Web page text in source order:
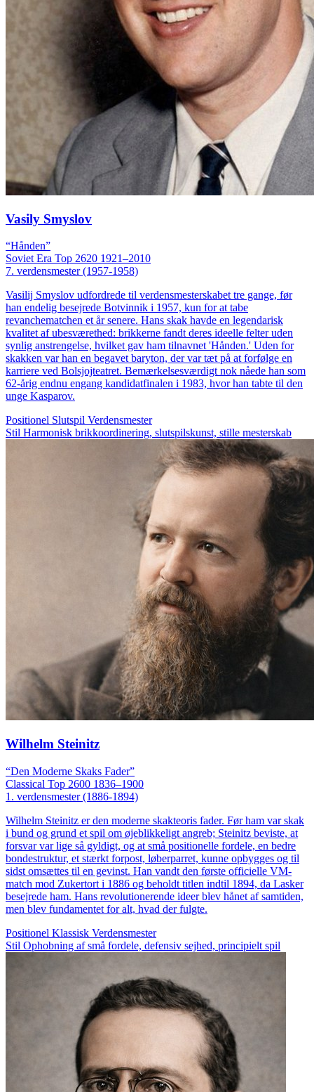
Vasily Smyslov
“Hånden”
Soviet Era Top 2620 1921–2010
7. verdensmester (1957-1958)
Vasilij Smyslov udfordrede til verdensmesterskabet tre gange, før
han endelig besejrede Botvinnik i 1957, kun for at tabe
revanchematchen et år senere. Hans skak havde en legendarisk
kvalitet af ubesværethed: brikkerne fandt deres ideelle felter uden
synlig anstrengelse, hvilket gav ham tilnavnet 'Hånden.' Uden for
skakken var han en begavet baryton, der var tæt på at forfølge en
karriere ved Bolsjojteatret. Bemærkelsesværdigt nok nåede han som
62-årig endnu engang kandidatfinalen i 1983, hvor han tabte til den
unge Kasparov.
Positionel Slutspil Verdensmester
Stil Harmonisk brikkoordinering, slutspilskunst, stille mesterskab
Wilhelm Steinitz
“Den Moderne Skaks Fader”
Classical Top 2600 1836–1900
1. verdensmester (1886-1894)
Wilhelm Steinitz er den moderne skakteoris fader. Før ham var skak
i bund og grund et spil om øjeblikkeligt angreb; Steinitz beviste, at
forsvar var lige så gyldigt, og at små positionelle fordele, en bedre
bondestruktur, et stærkt forpost, løberparret, kunne opbygges og til
sidst omsættes til en gevinst. Han vandt den første officielle VM-
match mod Zukertort i 1886 og beholdt titlen indtil 1894, da Lasker
besejrede ham. Hans revolutionerende ideer blev hånet af samtiden,
men blev fundamentet for alt, hvad der fulgte.
Positionel Klassisk Verdensmester
Stil Ophobning af små fordele, defensiv sejhed, principielt spil